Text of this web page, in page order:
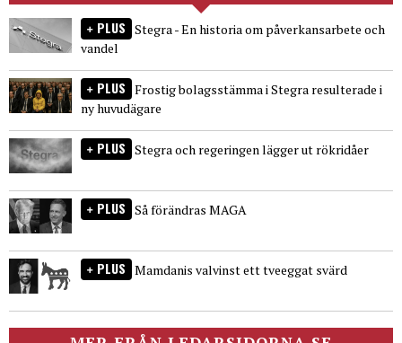
PLUS Stegra - En historia om påverkansarbete och
vandel
PLUS Frostig bolagsstämma i Stegra resulterade i
ny huvudägare
PLUS Stegra och regeringen lägger ut rökridåer
PLUS Så förändras MAGA
PLUS Mamdanis valvinst ett tveeggat svärd